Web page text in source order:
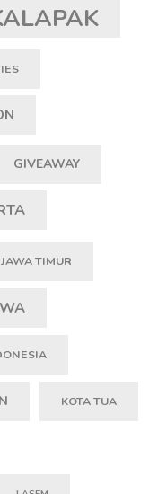
GIVEAWAY
JAWA TIMUR
KOTA TUA